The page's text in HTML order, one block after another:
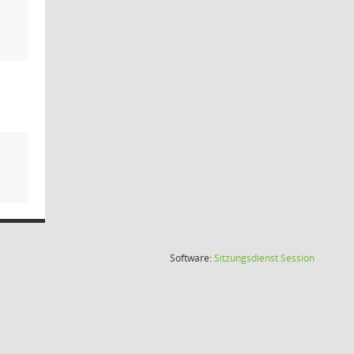
Software:SitzungsdienstSession(Wird in